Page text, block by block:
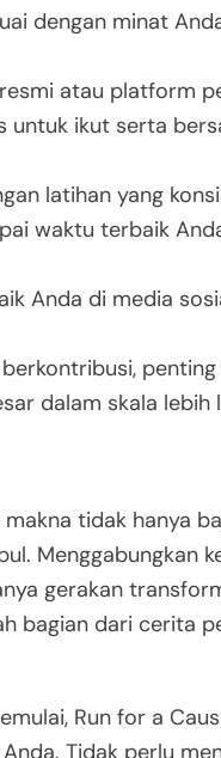
dengan minat
atau platform
untuk ikut serta
latihan yang
waktu terbaik
Anda di media
dalam skala lebih
tidak hanya
Menggabungkan
gerakan
bagian dari cerita
Run for a